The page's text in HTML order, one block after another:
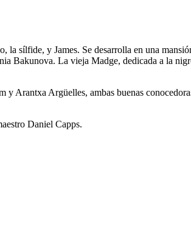
sílfide, y James. Se desarrolla en una
Bakunova. La vieja Madge, dedicada a la
y Arantxa Argüelles, ambas buenas
Daniel Capps.